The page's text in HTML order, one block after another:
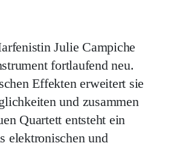
Julie Campiche
fortlaufend neu.
Effekten erweitert sie
und zusammen
Quartett entsteht ein
elektronischen und